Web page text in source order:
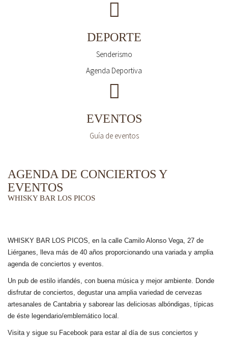
DEPORTE
Senderismo
Agenda Deportiva
EVENTOS
Guía de eventos
AGENDA DE CONCIERTOS Y
EVENTOS
WHISKY BAR LOS PICOS
WHISKY BAR LOS PICOS, en la calle Camilo Alonso Vega, 27 de
Liérganes,
lleva más de 40 años proporcionando una variada y amplia
agenda de conciertos y eventos.
Un pub de estilo irlandés, con buena música y mejor ambiente. Donde
disfrutar de conciertos, degustar una amplia variedad de cervezas
artesanales de Cantabria y saborear las deliciosas albóndigas, típicas
de éste legendario/emblemático local.
Visita y sigue su Facebook para estar al día de sus conciertos y